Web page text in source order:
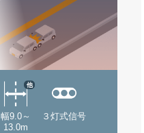
幅9.0～
13.0m
他
３灯式信号